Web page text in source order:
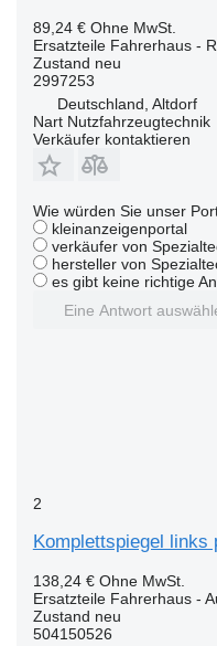
89,24 € Ohne MwSt.
Ersatzteile Fahrerhaus -
Zustand neu
2997253
Deutschland, Altdorf
Nart Nutzfahrzeugtechnik
Verkäufer kontaktieren
Wie würden Sie unser
kleinanzeigenportal
verkäufer von
hersteller von
es gibt keine richtige
Eine Antwort
2
Komplettspiegel links
138,24 € Ohne MwSt.
Ersatzteile Fahrerhaus -
Zustand neu
504150526